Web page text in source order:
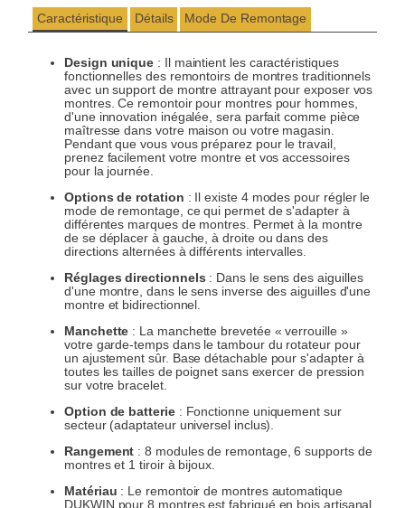
Caractéristique Détails Mode De Remontage
Design unique : Il maintient les caractéristiques
fonctionnelles des remontoirs de montres traditionnels
avec un support de montre attrayant pour exposer vos
montres. Ce remontoir pour montres pour hommes,
d'une innovation inégalée, sera parfait comme pièce
maîtresse dans votre maison ou votre magasin.
Pendant que vous vous préparez pour le travail,
prenez facilement votre montre et vos accessoires
pour la journée.
Options de rotation : Il existe 4 modes pour régler le
mode de remontage, ce qui permet de s'adapter à
différentes marques de montres. Permet à la montre
de se déplacer à gauche, à droite ou dans des
directions alternées à différents intervalles.
Réglages directionnels : Dans le sens des aiguilles
d'une montre, dans le sens inverse des aiguilles d'une
montre et bidirectionnel.
Manchette : La manchette brevetée « verrouille »
votre garde-temps dans le tambour du rotateur pour
un ajustement sûr. Base détachable pour s'adapter à
toutes les tailles de poignet sans exercer de pression
sur votre bracelet.
Option de batterie: Fonctionne uniquement sur
secteur (adaptateur universel inclus).
Rangement : 8 modules de remontage, 6 supports de
montres et 1 tiroir à bijoux
Matériau : Le remontoir de montres automatique
DUKWIN pour 8 montres est fabriqué en bois artisanal